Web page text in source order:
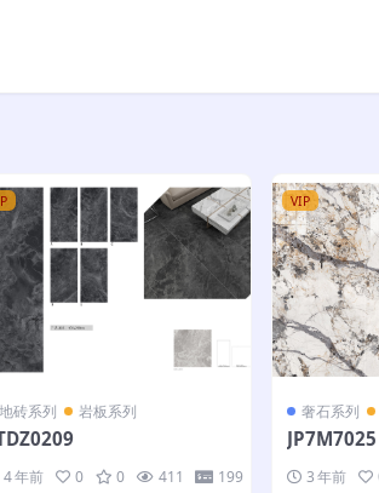
地砖系列 岩板系列
4 年前 0 0 411 199
VIP
奢石系列
JP7M7025
3 年前